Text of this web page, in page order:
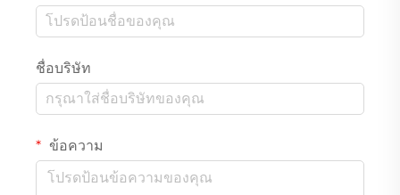
ชื่อบริษัท
ข้อความ